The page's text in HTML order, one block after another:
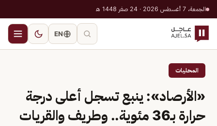
الجمعة، 7 أغسطس 2026 · 24 صفر 1448 هـ
EN
المحليات
«الأرصاد»: ينبع تسجل أعلى درجة
حرارة بـ36 مئوية.. وطريف والقريات